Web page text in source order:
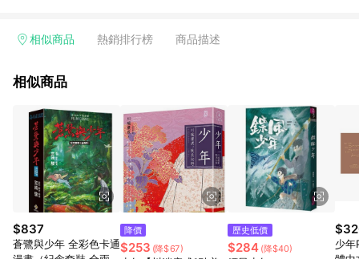
電玩/遊戲/相機/單眼/鏡頭/拍立得 [2024/6/1起適用] -內接硬
的購回饋活動享Yahoo超贈點回饋者 - 購物中心商店之商品：商
3. 訂單回饋金額將扣除運費/購物金/超贈點/福利金/紅利折抵/折
價券等虛擬貨幣折抵 4. 大宗採購或批發轉賣不具回饋資格： 如
有相關事證認定您為大宗採購、批發轉賣而非最終消費使用者，
相關認定以Yahoo購物中心之認定為準
相似商品 熱銷排行榜 商品描述
相似商品
$837
蒼鷺與少年 全彩色卡通
降價
$253 (降$67)
歷史低價
$284 (降$40)
少年